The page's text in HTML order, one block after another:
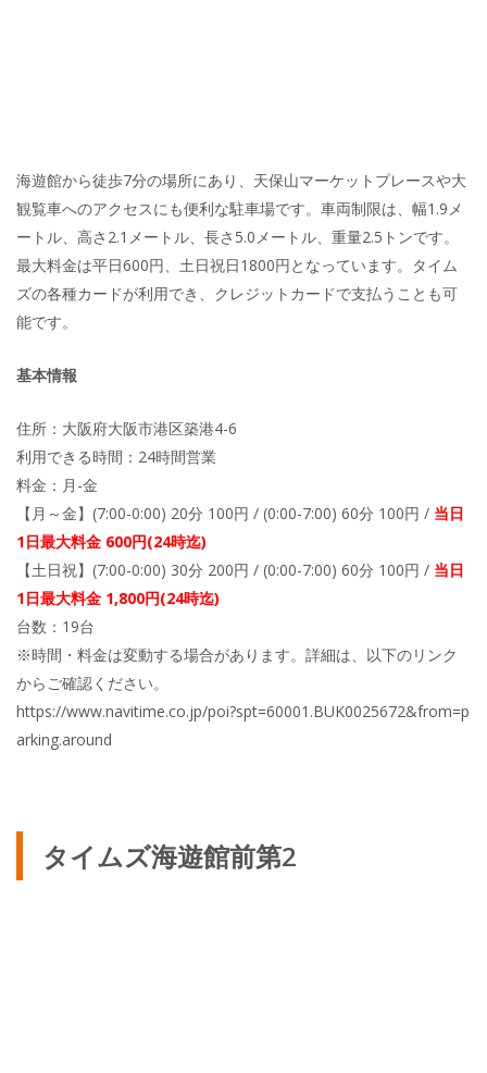
海遊館から徒歩7分の場所にあり、天保山マーケットプレースや大
観覧車へのアクセスにも便利な駐車場です。車両制限は、幅1.9メ
ートル、高さ2.1メートル、長さ5.0メートル、重量2.5トンです。
最大料金は平日600円、土日祝日1800円となっています。タイム
ズの各種カードが利用でき、クレジットカードで支払うことも可
能です。
基本情報
住所：大阪府大阪市港区築港4-6
利用できる時間：24時間営業
料金：月-金
【月～金】(7:00-0:00) 20分 100円 / (0:00-7:00) 60分 100円 / 当日
1日最大料金 600円(24時迄)
【土日祝】(7:00-0:00) 30分 200円 / (0:00-7:00) 60分 100円 / 当日
1日最大料金 1,800円(24時迄)
台数：19台
※時間・料金は変動する場合があります。詳細は、以下のリンク
からご確認ください。
https://www.navitime.co.jp/poi?spt=60001.BUK0025672&from=p
arking.around
タイムズ海遊館前第2